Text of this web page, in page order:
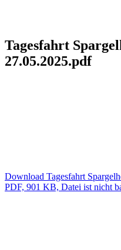
Tagesfahrt
27.05.2025.pdf
Download Tagesfahrt
PDF, 901 KB, Datei ist nicht